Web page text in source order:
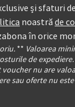
și sfaturi
noastră de
în orice
** Valoarea
de
nu are
sau oferte nu